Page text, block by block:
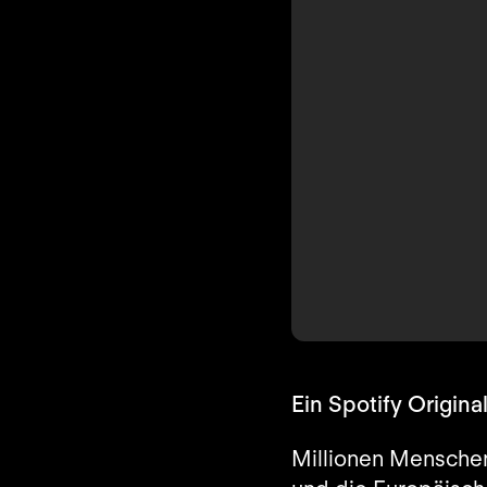
Ein Spotify
Millionen